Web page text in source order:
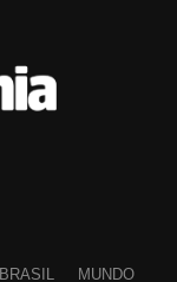
BRASIL MUNDO